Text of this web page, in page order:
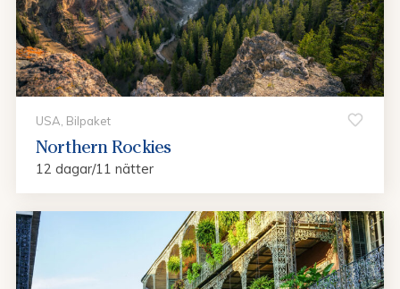
USA, Bilpaket
Northern Rockies
12 dagar/11 nätter